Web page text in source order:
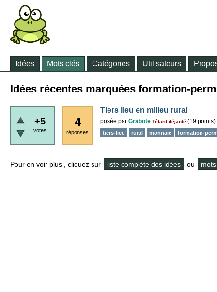
Idées Mots clés Catégories Utilisateurs
Idées récentes marquées formation-
+5
votes
4
réponses
Tiers lieu en milieu rural
posée par Grabote Tétard déjanté (19 points)
tiers-lieu rural monnaie formation-
Pour en voir plus , cliquez sur liste compléte des idées ou